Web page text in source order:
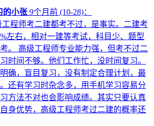
的小张 9个月前 (10-28)：
程师考二建都考不过，是事实。二建考
左右，相对一建等考试，科目少、题型
。 高级工程师专业能力强，但考不过二
时间不够。他们工作忙，没时间复习。
确，盲目复习，没有制定合理计划，最
还有学习时杂念多，用手机学习容易分
方法不对也会影响成绩。其实只要认真
身优势，高级工程师考过二建的概率还